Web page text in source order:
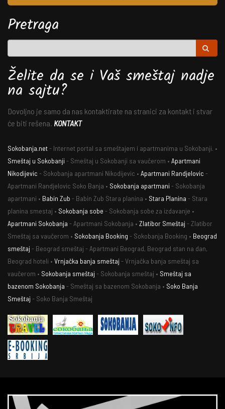
Pretraga
Želite da se i Vaš smeštaj nadje
na sajtu?
Dovoljno je samo da nas kontaktirate na stranici za kontakt i stvar
će biti rešena. KONTAKT
Sokobanja.net- Internet portal sa smeštajem i apartmanima u Sokobanji. •
Smeštaj u Sokobanji - Smeštaj u Sokobanji sa vaučerom • Apartmani
Nikodijevic - Sokobanja apartmani Nikodijevic • Apartmani Randjelovic -
Apartmani Randjelovic Soko Banja • Sokobanja apartmani - Sokobanja
apartmani • Babin Zub - Babin Zub Stara planina • Stara Planina - Stara
planina smestaj • Sokobanja sobe - Sokobanja sobe za izdavanje •
Apartmani Sokobanja - Apartmani Sokobanja • Zlatibor Smeštaj - Zlatibor
Smeštaj sa vaučerom • Sokobanja Booking - Sokobanja Booking • Beograd
smeštaj - Beograd smeštaj - Apartmani Beograd, Beograd stan na dan,
Beograd hoteli • Vrnjačka banja smeštaj - Vrnjačka banja smeštaj sa
vaučerom • Sokobanja smeštaj - Sokobanja smeštaj • Smeštaj sa
bazenom Sokobanja - Smeštaj sa bazenom Sokobanja • Soko Banja
Smeštaj - Soko Banja Smeštaj